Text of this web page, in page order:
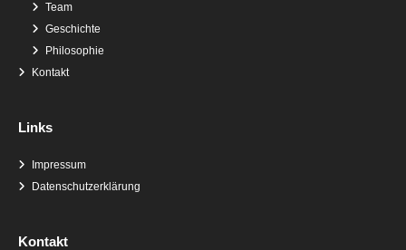
Team
Geschichte
Philosophie
Kontakt
Links
Impressum
Datenschutzerklärung
Kontakt